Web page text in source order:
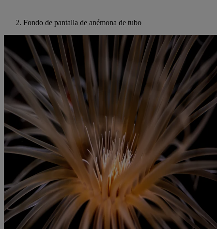
Fondo de pantalla de anémona de tubo